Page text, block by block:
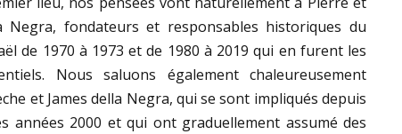
Negra, fondateurs et responsables historiques du
de 1970 à 1973 et de 1980 à 2019 qui en furent les
Nous saluons également chaleureusement
et James della Negra, qui se sont impliqués depuis
années 2000 et qui ont graduellement assumé des